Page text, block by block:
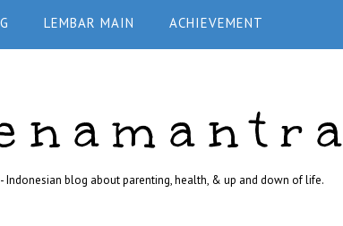
LEMBAR MAIN ACHIEVEMENT
Indonesian blog about parenting, health, & up and down of life.